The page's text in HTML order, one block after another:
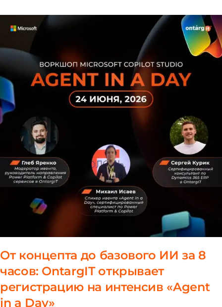
От концепта до базового ИИ за 8
часов: OntargIT открывает
регистрацию на интенсив «Agent
in a Day»